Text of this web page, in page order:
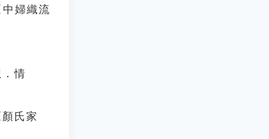
婦織流
情
氏家